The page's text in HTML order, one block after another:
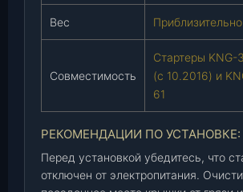
0
6
я
с
т
Вес
Совместимость
Стартеры KNG-
(с 10.2016) и
61
РЕКОМЕНДАЦИИ ПО УСТАНОВКЕ:
Перед установкой убедитесь, что
отключен от электропитания.